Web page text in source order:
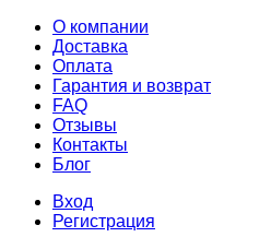
О компании
Доставка
Оплата
Гарантия и возврат
FAQ
Отзывы
Контакты
Блог
Вход
Регистрация